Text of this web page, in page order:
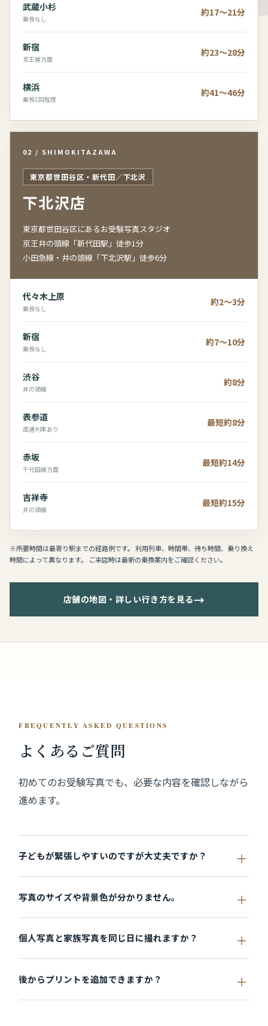
武蔵小杉
乗換なし
約17～21分
新宿
京王線方面
約23～28分
横浜
乗換1回程度
約41～46分
02 / SHIMOKITAZAWA
東京都世田谷区・新代田／下北沢
下北沢店
東京都世田谷区にあるお受験写真スタジオ
京王井の頭線「新代田駅」徒歩1分
小田急線・井の頭線「下北沢駅」徒歩6分
代々木上原
乗換なし
約2～3分
新宿
乗換なし
約7～10分
渋谷
井の頭線
約8分
表参道
直通列車あり
最短約8分
赤坂
千代田線方面
最短約14分
吉祥寺
井の頭線
最短約15分
※所要時間は最寄り駅までの経路例です。 利用列車、時間帯、待ち時間、乗り換え
時間によって異なります。 ご来店時は最新の乗換案内をご確認ください。
店舗の地図・詳しい行き方を見る→
FREQUENTLY ASKED QUESTIONS
よくあるご質問
初めてのお受験写真でも、必要な内容を確認しながら
進めます。
子どもが緊張しやすいのですが大丈夫ですか？
写真のサイズや背景色が分かりません。
個人写真と家族写真を同じ日に撮れますか？
後からプリントを追加できますか？